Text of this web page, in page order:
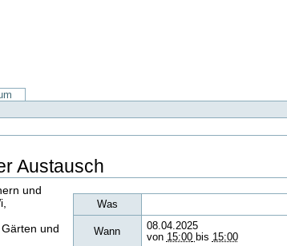
Austausch
Was
Wann
08.04.2025
von 15:00 bis 15:00
und
und